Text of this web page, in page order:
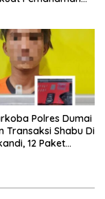
UU Kepolisian
Polres Dumai
Transaksi Shabu Di
12 Paket